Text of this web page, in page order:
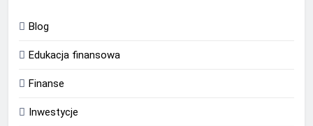
Blog
Edukacja finansowa
Finanse
Inwestycje